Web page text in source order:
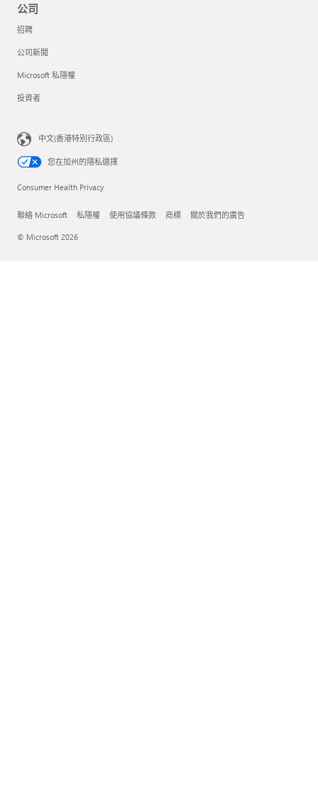
公司
招聘
公司新聞
Microsoft 私隱權
投資者
中文(香港特別行政區)
您在加州的隱私選擇
Consumer Health Privacy
聯絡 Microsoft 私隱權 使用協議條款 商標 關於我們的廣告
© Microsoft 2026